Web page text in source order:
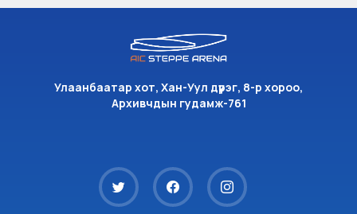
Улаанбаатар хот, Хан-Уул дүүрэг, 8-р хороо,
Архивчдын гудамж-761